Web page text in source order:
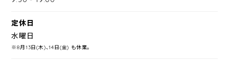
定休日
水曜日
※8月13日(木)、14日(金) も休業。